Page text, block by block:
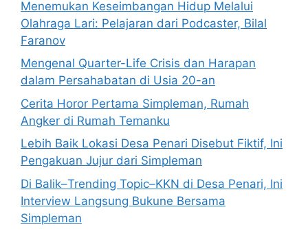
Menemukan Keseimbangan Hidup Melalui
Olahraga Lari: Pelajaran dari Podcaster, Bilal
Faranov
Mengenal Quarter-Life Crisis dan Harapan
dalam Persahabatan di Usia 20-an
Cerita Horor Pertama Simpleman, Rumah
Angker di Rumah Temanku
Lebih Baik Lokasi Desa Penari Disebut Fiktif, Ini
Pengakuan Jujur dari Simpleman
Di Balik–Trending Topic–KKN di Desa Penari, Ini
Interview Langsung Bukune Bersama
Simpleman